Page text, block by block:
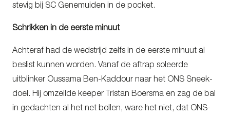
stevig bij SC Genemuiden in de pocket.
Schrikken in de eerste minuut
Achteraf had de wedstrijd zelfs in de eerste minuut al
beslist kunnen worden. Vanaf de aftrap soleerde
uitblinker Oussama Ben-Kaddour naar het ONS Sneek-
doel. Hij omzeilde keeper Tristan Boersma en zag de bal
in gedachten al het net bollen, ware het niet, dat ONS-